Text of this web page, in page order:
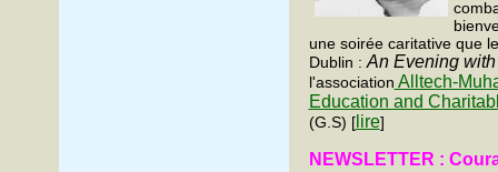
une soirée caritative que
Dublin : An Evening
l'association Alltech-
Education and
(G.S) [lire]
NEWSLETTER :